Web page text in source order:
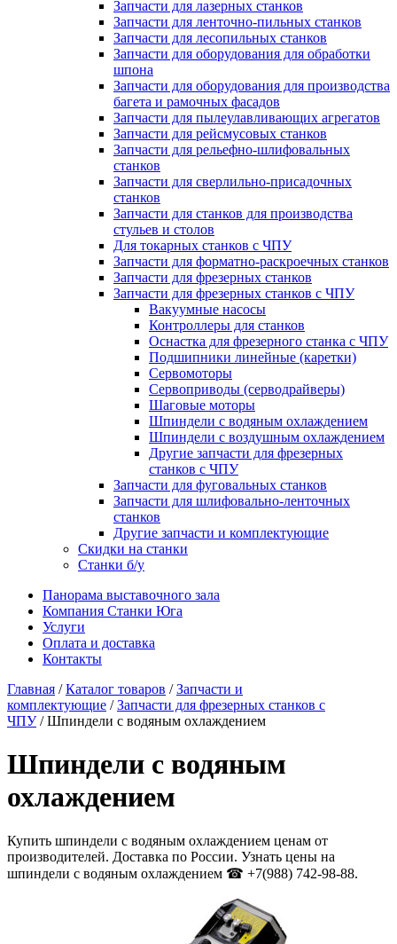
Запчасти для лазерных станков
Запчасти для ленточно-пильных станков
Запчасти для лесопильных станков
Запчасти для оборудования для обработки
шпона
Запчасти для оборудования для производства
багета и рамочных фасадов
Запчасти для пылеулавливающих агрегатов
Запчасти для рейсмусовых станков
Запчасти для рельефно-шлифовальных
станков
Запчасти для сверлильно-присадочных
станков
Запчасти для станков для производства
стульев и столов
Для токарных станков с ЧПУ
Запчасти для форматно-раскроечных станков
Запчасти для фрезерных станков
Запчасти для фрезерных станков с ЧПУ
Вакуумные насосы
Контроллеры для станков
Оснастка для фрезерного станка с ЧПУ
Подшипники линейные (каретки)
Сервомоторы
Сервоприводы (серводрайверы)
Шаговые моторы
Шпиндели с водяным охлаждением
Шпиндели с воздушным охлаждением
Другие запчасти для фрезерных
станков с ЧПУ
Запчасти для фуговальных станков
Запчасти для шлифовально-ленточных
станков
Другие запчасти и комплектующие
Скидки на станки
Станки б/у
Панорама выставочного зала
Компания Станки Юга
Услуги
Оплата и доставка
Контакты
Главная /Каталог товаров /Запчасти и
комплектующие /Запчасти для фрезерных станков с
ЧПУ/ Шпиндели с водяным охлаждением
Шпиндели с водяным
охлаждением
Купить шпиндели с водяным охлаждением ценам от
производителей. Доставка по России. Узнать цены на
шпиндели с водяным охлаждением ☎ +7(988) 742-98-88.